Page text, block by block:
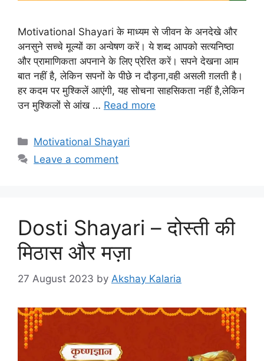
Motivational Shayari के माध्यम से जीवन के अनदेखे और
अनसुने सच्चे मूल्यों का अन्वेषण करें। ये शब्द आपको सत्यनिष्ठा
और प्रामाणिकता अपनाने के लिए प्रेरित करें। सपने देखना आम
बात नहीं है, लेकिन सपनों के पीछे न दौड़ना,वही असली ग़लती है।
हर कदम पर मुश्किलें आएंगी, यह सोचना साहसिकता नहीं है,लेकिन
उन मुश्किलों से आंख … Read more
Categories
Motivational Shayari
Leave a comment
Dosti Shayari – दोस्ती की
मिठास और मज़ा
27 August 2023 by Akshay Kalaria